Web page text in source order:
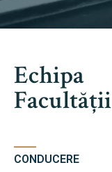
Echipa
Facultății
CONDUCERE